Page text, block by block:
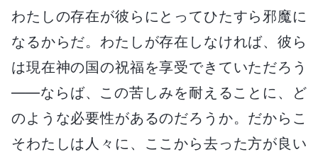
わたしの存在が彼らにとってひたすら邪魔に
なるからだ。わたしが存在しなければ、彼ら
は現在神の国の祝福を享受できていただろう
――ならば、この苦しみを耐えることに、ど
のような必要性があるのだろうか。だからこ
そわたしは人々に、ここから去った方が良い